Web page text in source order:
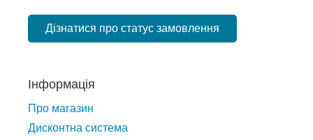
Дізнатися про статус замовлення
Інформація
Про магазин
Дисконтна система